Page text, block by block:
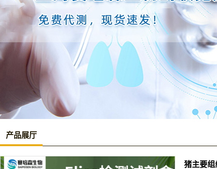
产品展厅
猪主要